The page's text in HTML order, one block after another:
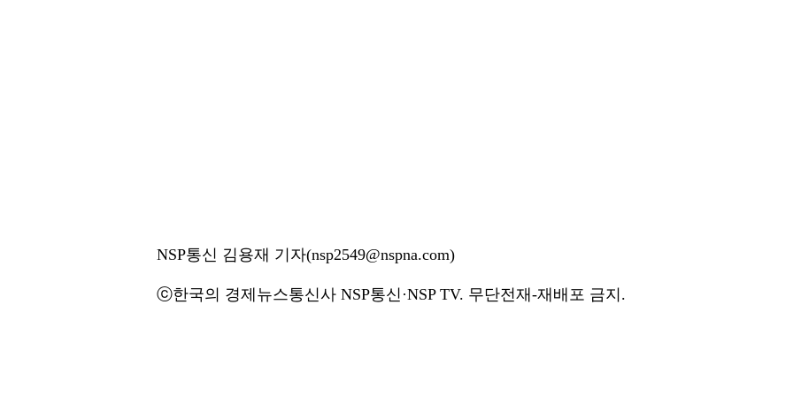
NSP통신 김용재 기자(nsp2549@nspna.com)
ⓒ한국의 경제뉴스통신사 NSP통신·NSP TV. 무단전재-재배포 금지.